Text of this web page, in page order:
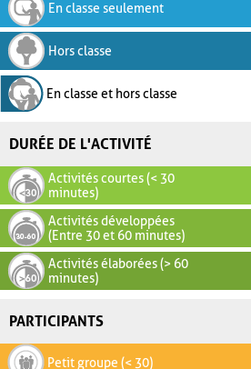
En classe seulement
Hors classe
En classe et hors classe
DURÉE DE L'ACTIVITÉ
Activités courtes (< 30
minutes)
Activités développées
(Entre 30 et 60 minutes)
Activités élaborées (> 60
minutes)
PARTICIPANTS
Petit groupe (< 30)